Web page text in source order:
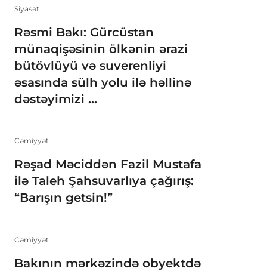
Siyasət
Rəsmi Bakı: Gürcüstan
münaqişəsinin ölkənin ərazi
bütövlüyü və suverenliyi
əsasında sülh yolu ilə həllinə
dəstəyimizi ...
Cəmiyyət
Rəşad Məciddən Fazil Mustafa
ilə Taleh Şahsuvarlıya çağırış:
“Barışın getsin!”
Cəmiyyət
Bakının mərkəzində obyektdə